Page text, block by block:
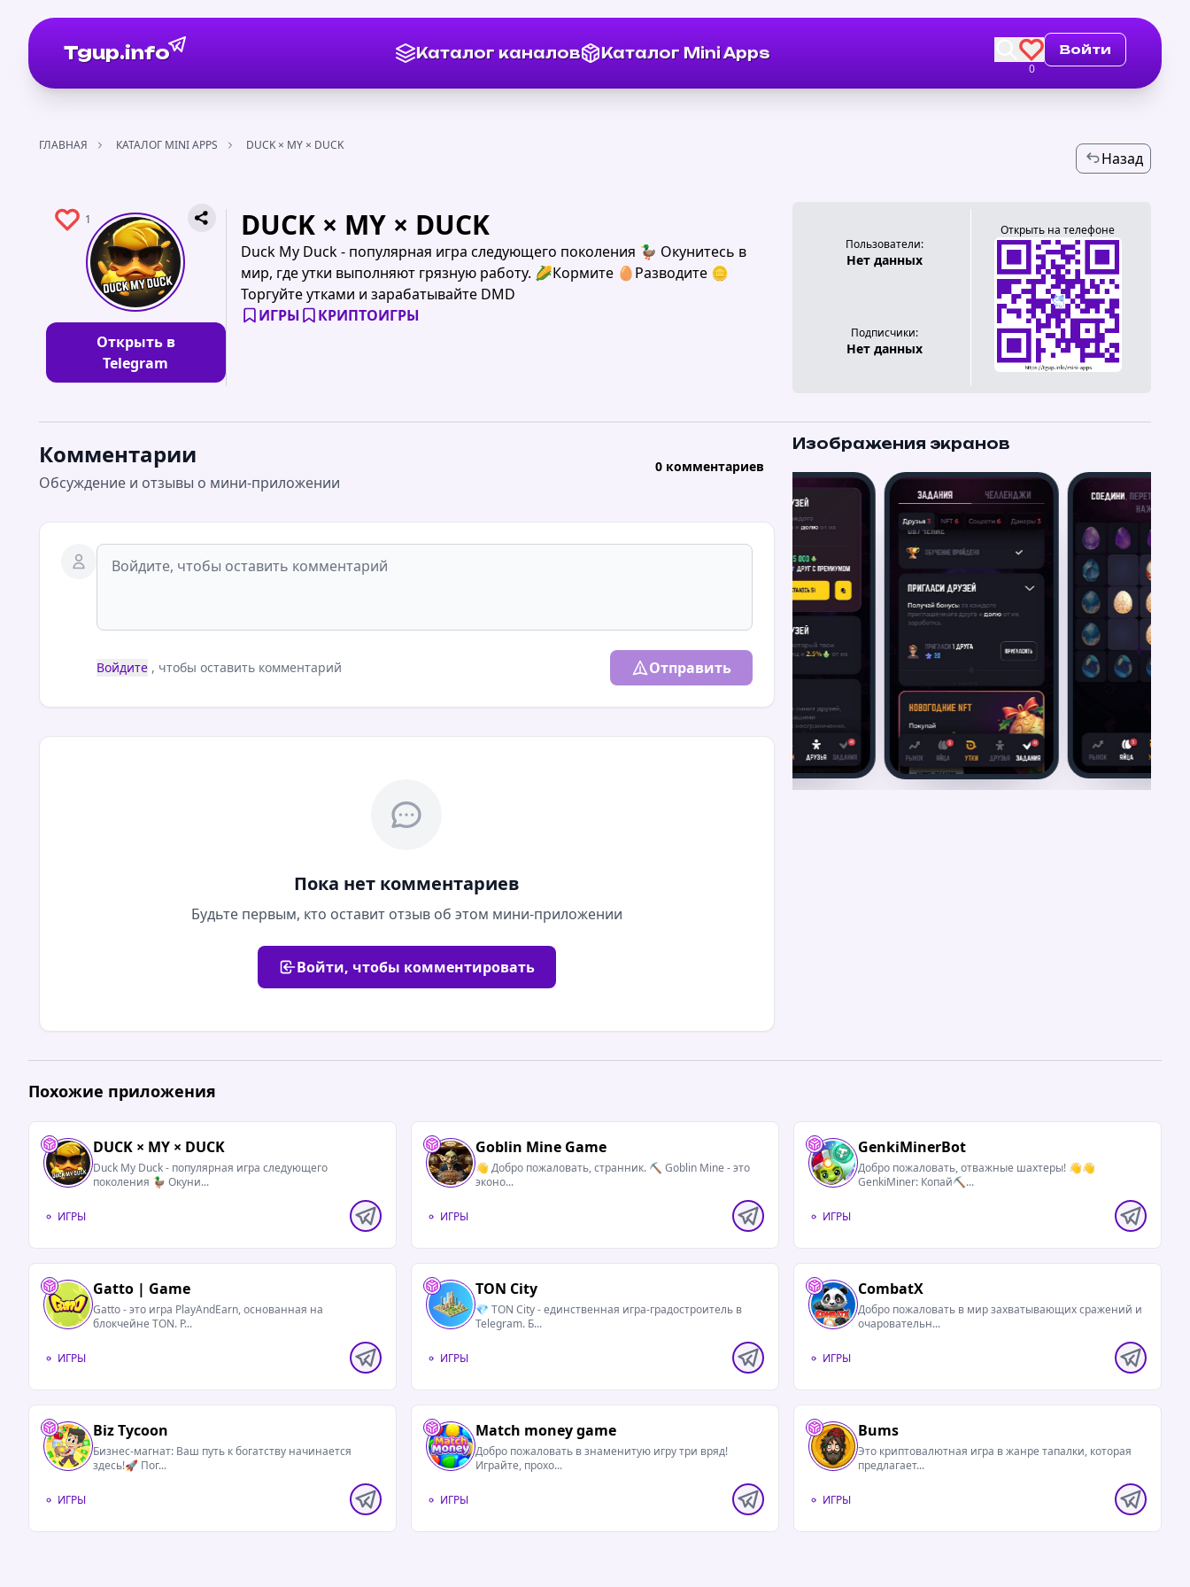
Tgup.info Каталог каналов Каталог Mini Apps
0
Войти
ГЛАВНАЯ КАТАЛОГ MINI APPS DUCK × MY × DUCK
Назад
1
Открыть в
Telegram
DUCK × MY × DUCK
Duck My Duck - популярная игра следующего поколения 🦆 Окунитесь в
мир, где утки выполняют грязную работу. 🌽Кормите 🥚Разводите 🪙
Торгуйте утками и зарабатывайте DMD
ИГРЫ
КРИПТОИГРЫ
Пользователи:
Нет данных
Подписчики:
Нет данных
Открыть на телефоне
Комментарии
Обсуждение и отзывы о мини-приложении
0 комментариев
Войдите , чтобы оставить комментарий Отправить
Пока нет комментариев
Будьте первым, кто оставит отзыв об этом мини-приложении
Войти, чтобы комментировать
Изображения экранов
Похожие приложения
DUCK × MY × DUCK
Duck My Duck - популярная игра следующего
поколения 🦆 Окуни...
ИГРЫ
Goblin Mine Game
👋 Добро пожаловать, странник. ⛏ Goblin Mine - это
эконо...
ИГРЫ
GenkiMinerBot
Добро пожаловать, отважные шахтеры! 👋👋
GenkiMiner: Копай⛏️...
ИГРЫ
Gatto | Game
Gatto - это игра PlayAndEarn, основанная на
блокчейне TON. Р...
ИГРЫ
TON City
💎 TON City - единственная игра-градостроитель в
Telegram. Б...
ИГРЫ
CombatX
Добро пожаловать в мир захватывающих сражений и
очаровательн...
ИГРЫ
Biz Tycoon
Бизнес-магнат: Ваш путь к богатству начинается
здесь!🚀 Пог...
ИГРЫ
Match money game
Добро пожаловать в знаменитую игру три вряд!
Играйте, прохо...
ИГРЫ
Bums
Это криптовалютная игра в жанре тапалки, которая
предлагает...
ИГРЫ